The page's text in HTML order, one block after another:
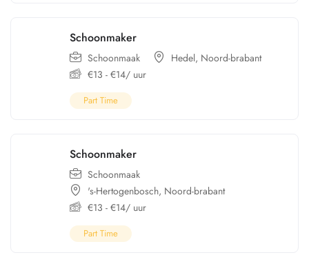
Schoonmaker
Schoonmaak Hedel, Noord-brabant
€13 - €14/ uur
Part Time
Schoonmaker
Schoonmaak
's-Hertogenbosch, Noord-brabant
€13 - €14/ uur
Part Time